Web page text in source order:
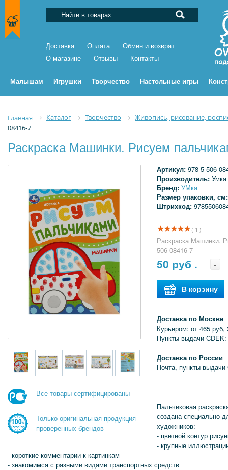
Доставка Оплата
Обмен и возврат
О магазине
Отзывы Контакты
Малышам Игрушки Творчество Настольные игры
Главная Каталог Творчество
Живопись, рисование,
08416-7
Раскраска Машинки. Рисуем
Все товары сертифицированы
Только оригинальная продукция
проверенных брендов
Артикул: 978-5-506-
Производитель: Умка
Бренд: УМка
Размер упаковки,
Штрихкод:
( 1 )
Раскраска Машинки.
506-08416-7
50 руб . -
В корзину
Доставка по Москве
Курьером: от 465 руб,
Пункты выдачи
Доставка по России
Почта, пункты выдачи
Пальчиковая
создана специально
художников:
- цветной контур
- крупные
- короткие комментарии к картинкам
- знакомимся с разными видами транспортных средств